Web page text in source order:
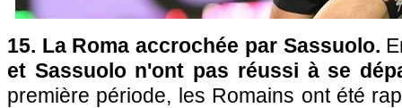
15. La Roma accrochée par Sassuolo.
et Sassuolo n'ont pas réussi à se
première période, les Romains ont été